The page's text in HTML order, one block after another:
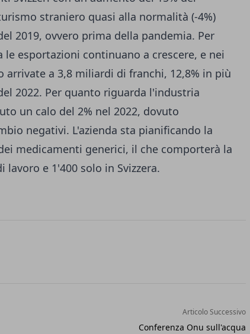
straniero quasi alla normalità (-4%)
2019, ovvero prima della pandemia. Per
esportazioni continuano a crescere, e nei
arrivate a 3,8 miliardi di franchi, 12,8% in più
2022. Per quanto riguarda l'industria
un calo del 2% nel 2022, dovuto
negativi. L'azienda sta pianificando la
medicamenti generici, il che comporterà la
e 1'400 solo in Svizzera.
Articolo Successivo
Conferenza Onu sull'acqua